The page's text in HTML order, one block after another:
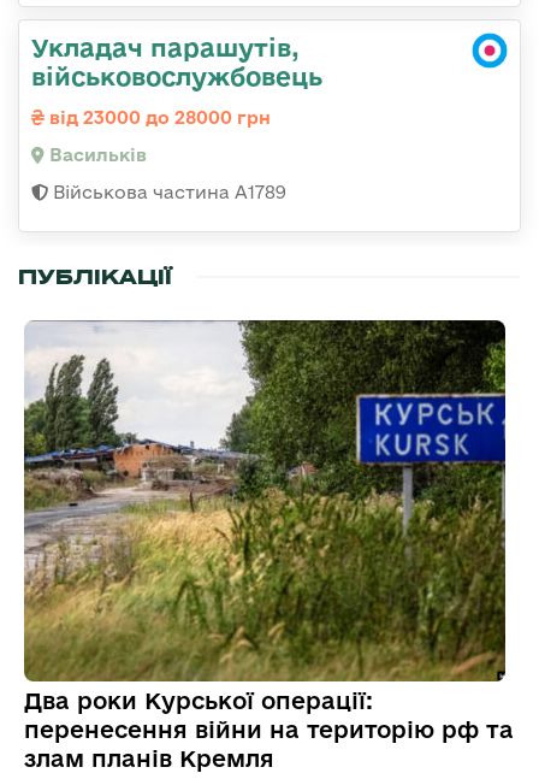
Укладач парашутів,
військовослужбовець
від 23000 до 28000 грн
Васильків
Військова частина А1789
ПУБЛІКАЦІЇ
Два роки Курської операції:
перенесення війни на територію рф та
злам планів Кремля